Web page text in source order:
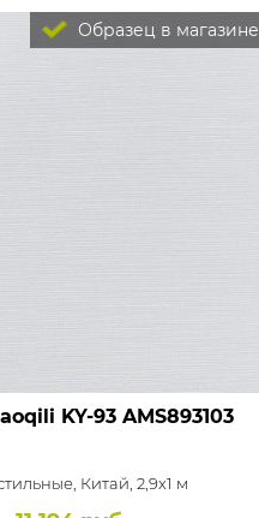
Образец в магазине
KY-93 AMS893103
Китай, 2,9x1 м